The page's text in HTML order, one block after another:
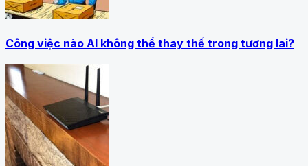
Công việc nào AI không thể thay thế trong tương lai?